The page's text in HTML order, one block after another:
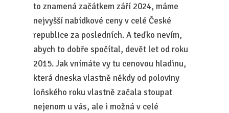
to znamená začátkem září 2024, máme
nejvyšší nabídkové ceny v celé České
republice za posledních. A teďko nevím,
abych to dobře spočítal, devět let od roku
2015. Jak vnímáte vy tu cenovou hladinu,
která dneska vlastně někdy od poloviny
loňského roku vlastně začala stoupat
nejenom u vás, ale i možná v celé